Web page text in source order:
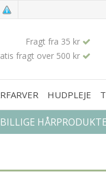
Fragt fra 35 kr
fragt over 500 kr
HUDPLEJE